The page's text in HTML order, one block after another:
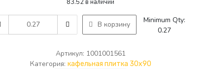
составляла
27.00₾.
22.00₾.
83.52 в наличии
30*90
1.35m
В корзину
Minimum Qty:
0.27
Артикул: 1001001561
Категория: кафельная плитка 30x90